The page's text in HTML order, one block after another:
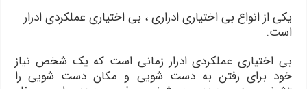
یکی از انواع بی اختیاری ادراری ، بی اختیاری عملکردی ادرار
است.
بی اختیاری عملکردی ادرار زمانی است که یک شخص نیاز
خود برای رفتن به دست شویی و مکان دست شویی را